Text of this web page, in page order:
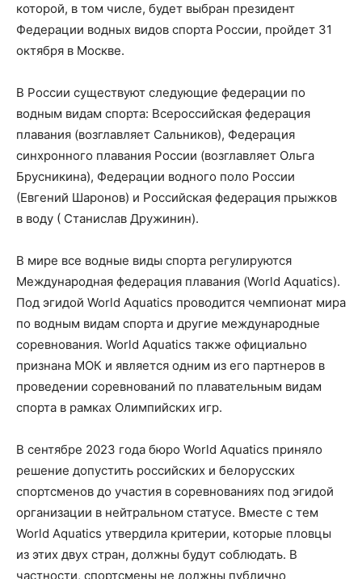
которой, в том числе, будет выбран президент
Федерации водных видов спорта России, пройдет 31
октября в Москве.
В России существуют следующие федерации по
водным видам спорта: Всероссийская федерация
плавания (возглавляет Сальников), Федерация
синхронного плавания России (возглавляет Ольга
Брусникина), Федерации водного поло России
(Евгений Шаронов) и Российская федерация прыжков
в воду ( Станислав Дружинин).
В мире все водные виды спорта регулируются
Международная федерация плавания (World Aquatics).
Под эгидой World Aquatics проводится чемпионат мира
по водным видам спорта и другие международные
соревнования. World Aquatics также официально
признана МОК и является одним из его партнеров в
проведении соревнований по плавательным видам
спорта в рамках Олимпийских игр.
В сентябре 2023 года бюро World Aquatics приняло
решение допустить российских и белорусских
спортсменов до участия в соревнованиях под эгидой
организации в нейтральном статусе. Вместе с тем
World Aquatics утвердила критерии, которые пловцы
из этих двух стран, должны будут соблюдать. В
частности, спортсмены не должны публично